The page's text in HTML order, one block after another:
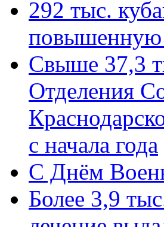
292 тыс.
повышенную
Свыше 37,3
Отделения
с начала года
C Днём
Более 3,9